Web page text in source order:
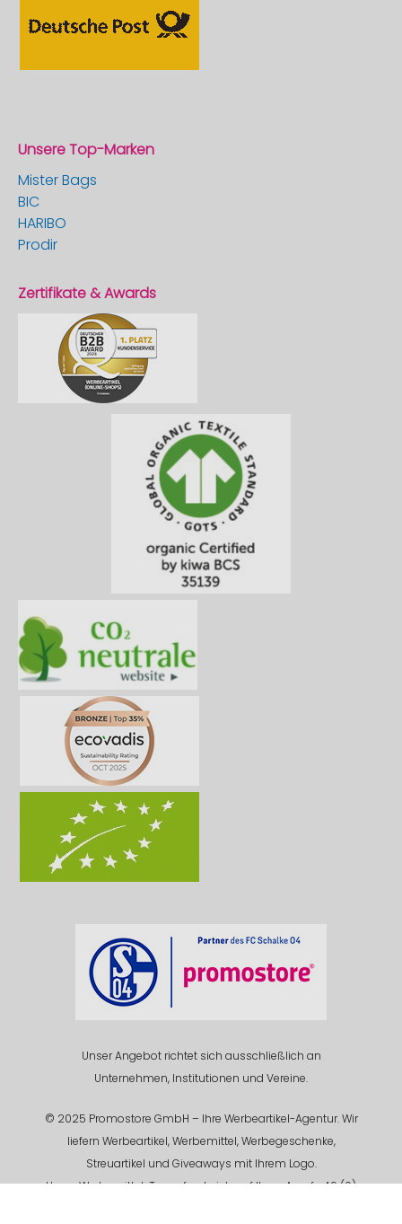
Unsere Top-Marken
Mister Bags
BIC
HARIBO
Prodir
Zertifikate & Awards
Unser Angebot richtet sich ausschließlich an
Unternehmen, Institutionen und Vereine.
© 2025 Promostore GmbH – Ihre Werbeartikel-Agentur. Wir
liefern Werbeartikel, Werbemittel, Werbegeschenke,
Streuartikel und Giveaways mit Ihrem Logo.
Unser Werbemittel-Team freut sich auf Ihren Anruf +49 (0)